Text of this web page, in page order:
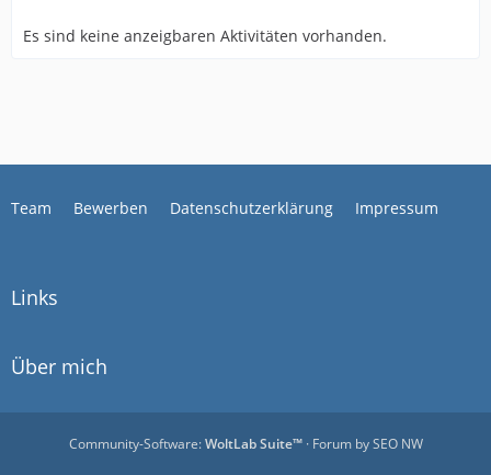
Es sind keine anzeigbaren Aktivitäten vorhanden.
Team Bewerben Datenschutzerklärung Impressum
Links
Über mich
Community-Software:WoltLab Suite™· Forum bySEO NW